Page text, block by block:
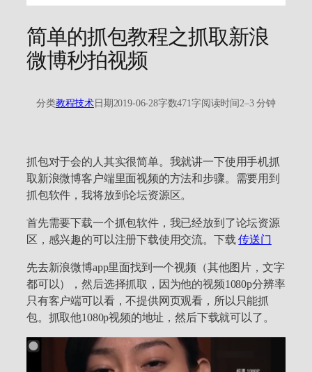
简单的抓包教程之抓取新浪
微博秒拍视频
分类教程技术日期2019-06-28字数471字阅读时间2–3 分钟
抓包对于会的人其实很简单。我就讲一下使用手机抓
取新浪微博客户端里面视频的方法和步骤。需要用到
抓包软件，我将放到论坛资源区。
首先需要下载一个抓包软件，我已经放到了论坛资源
区，感兴趣的可以注册下载使用交流。下载传送门
先去新浪微博app里面找到一个视频（其他图片，文字
都可以），然后选择抓取，因为他的视频1080p分辨率
只有客户端可以看，不提供网页观看，所以只能抓
包。抓取他1080p视频的地址，然后下载就可以了。